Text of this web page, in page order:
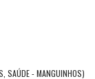
SAÚDE - MANGUINHOS)